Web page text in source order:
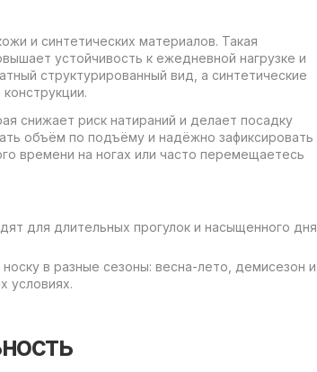
и синтетических материалов. Такая
устойчивость к ежедневной нагрузке и
структурированный вид, а синтетические
снижает риск натираний и делает посадку
объём по подъёму и надёжно зафиксировать
времени на ногах или часто перемещаетесь
для длительных прогулок и насыщенного дня
в разные сезоны: весна-лето, демисезон и
условиях.